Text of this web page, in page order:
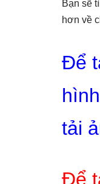
Bạn sẽ
hơn về
Để
tải
Để